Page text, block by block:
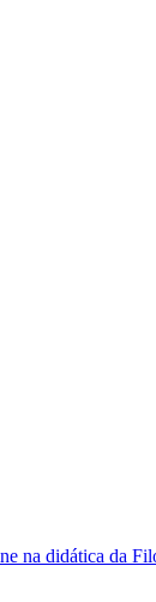
na didática da